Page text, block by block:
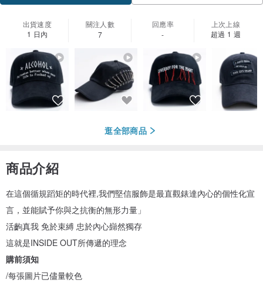
出貨速度
1 日內
關注人數
7
回應率
-
上次上線
超過 1 週
逛全部商品
商品介紹
在這個循規蹈矩的時代裡,我們堅信服飾是最直觀錶達內心的個性化宣
言，並能賦予你與之抗衡的無形力量」
活齣真我 免於束縛 忠於內心巋然獨存
這就是INSIDE OUT所傳遞的理念
購前須知
/每張圖片已儘量較色